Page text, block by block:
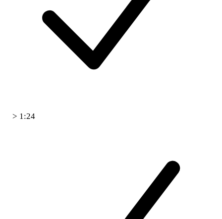
> 1:24